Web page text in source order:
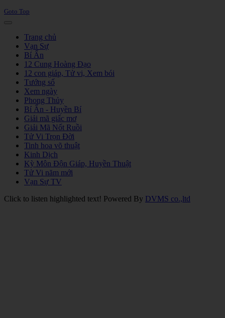
Goto Top
Trang chủ
Vạn Sự
Bí Ẩn
12 Cung Hoàng Đạo
12 con giáp, Tử vi, Xem bói
Tướng số
Xem ngày
Phong Thủy
Bí Ẩn - Huyền Bí
Giải mã giấc mơ
Giải Mã Nốt Ruồi
Tử Vi Trọn Đời
Tinh hoa võ thuật
Kinh Dịch
Kỳ Môn Độn Giáp, Huyền Thuật
Tử Vi năm mới
Vạn Sự TV
Click to listen highlighted text! Powered By DVMS co.,ltd